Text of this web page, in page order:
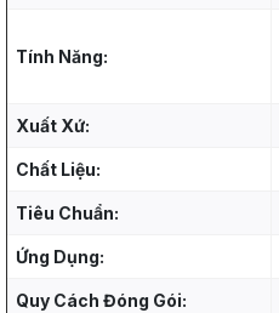
Tính Năng:
Xuất Xứ:
Chất Liệu:
Tiêu Chuẩn:
Ứng Dụng:
Quy Cách Đóng Gói: